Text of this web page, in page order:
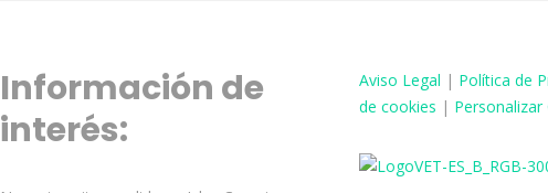
Información de
interés:
Aviso Legal | Política de
de cookies | Personalizar